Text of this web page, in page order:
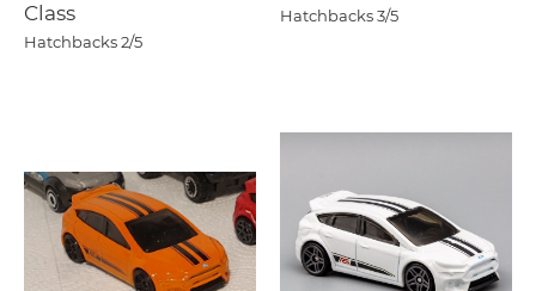
Class
Hatchbacks2/5
Hatchbacks3/5